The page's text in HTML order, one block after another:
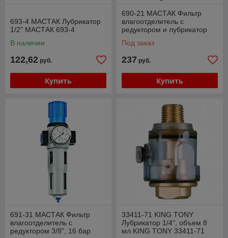
693-4 МАСТАК Лубрикатор
1/2" МАСТАК 693-4
В наличии
122,62 руб.
Купить
690-21 МАСТАК Фильтр
влагоотделитель с
редуктором и лубрикатор
Под заказ
237 руб.
Купить
691-31 МАСТАК Фильтр
влагоотделитель с
редуктором 3/8", 16 бар
33411-71 KING TONY
Лубрикатор 1/4", объем 8
мл KING TONY 33411-71